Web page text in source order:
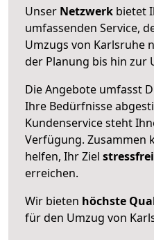
Unser Netzwerk bietet
umfassenden Service,
Umzugs von Karlsruhe
der Planung bis hin zur
Die Angebote umfasst
Ihre Bedürfnisse
Kundenservice steht
Verfügung. Zusammen
helfen, Ihr Ziel
erreichen.
Wir bieten höchste
für den Umzug von